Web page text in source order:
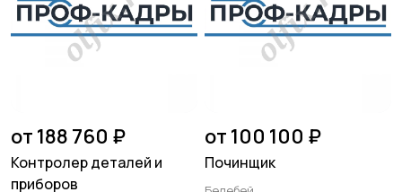
от 188 760 ₽
Контролер деталей и
приборов
от 100 100 ₽
Починщик